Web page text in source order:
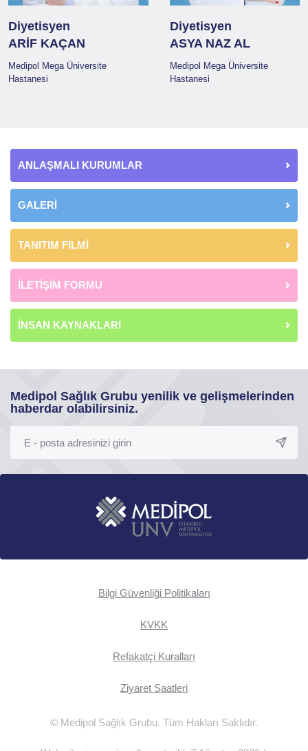
Diyetisyen
ARİF KAÇAN
Medipol Mega Üniversite
Hastanesi
Diyetisyen
ASYA NAZ AL
Medipol Mega Üniversite
Hastanesi
ANLAŞMALI KURUMLAR
GALERİ
TANITIM FİLMİ
İLETİŞİM FORMU
İNSAN KAYNAKLARI
Medipol Sağlık Grubu yenilik ve gelişmelerinden
haberdar olabilirsiniz.
Bilgi Güvenliği Politikaları
KVKK
Refakatçi Kuralları
Ziyaret Saatleri
© Medipol Sağlık Grubu. Tüm Hakları Saklıdır.